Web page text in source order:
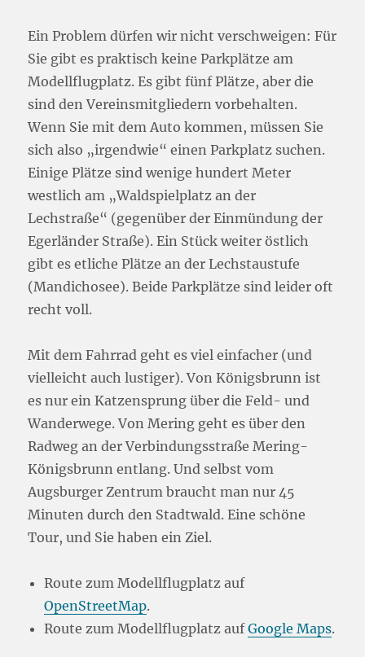
Ein Problem dürfen wir nicht verschweigen: Für
Sie gibt es praktisch keine Parkplätze am
Modellflugplatz. Es gibt fünf Plätze, aber die
sind den Vereinsmitgliedern vorbehalten.
Wenn Sie mit dem Auto kommen, müssen Sie
sich also „irgendwie“ einen Parkplatz suchen.
Einige Plätze sind wenige hundert Meter
westlich am „Waldspielplatz an der
Lechstraße“ (gegenüber der Einmündung der
Egerländer Straße). Ein Stück weiter östlich
gibt es etliche Plätze an der Lechstaustufe
(Mandichosee). Beide Parkplätze sind leider oft
recht voll.
Mit dem Fahrrad geht es viel einfacher (und
vielleicht auch lustiger). Von Königsbrunn ist
es nur ein Katzensprung über die Feld- und
Wanderwege. Von Mering geht es über den
Radweg an der Verbindungsstraße Mering-
Königsbrunn entlang. Und selbst vom
Augsburger Zentrum braucht man nur 45
Minuten durch den Stadtwald. Eine schöne
Tour, und Sie haben ein Ziel.
Route zum Modellflugplatz auf
OpenStreetMap.
Route zum Modellflugplatz aufGoogle Maps.